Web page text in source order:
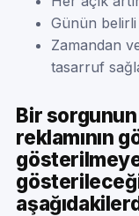
Günün
Zamandan
tasarruf
Bir sorgunun
reklamının